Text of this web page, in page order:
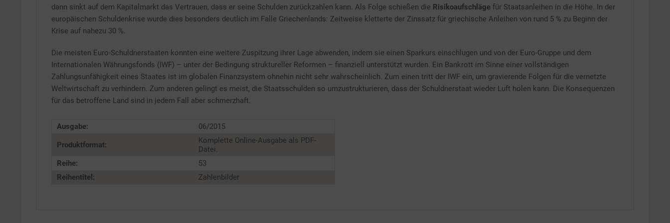
dann sinkt auf dem Kapitalmarkt das Vertrauen, dass er seine Schulden zurückzahlen kann. Als Folge schießen die Risikoaufschläge für Staatsanleihen in die Höhe. In der
europäischen Schuldenkrise wurde dies besonders deutlich im Falle Griechenlands: Zeitweise kletterte der Zinssatz für griechische Anleihen von rund 5 % zu Beginn der
Krise auf nahezu 30 %.
Die meisten Euro-Schuldnerstaaten konnten eine weitere Zuspitzung ihrer Lage abwenden, indem sie einen Sparkurs einschlugen und von der Euro-Gruppe und dem
Internationalen Währungsfonds (IWF) – unter der Bedingung struktureller Reformen – finanziell unterstützt wurden. Ein Bankrott im Sinne einer vollständigen
Zahlungsunfähigkeit eines Staates ist im globalen Finanzsystem ohnehin nicht sehr wahrscheinlich. Zum einen tritt der IWF ein, um gravierende Folgen für die vernetzte
Weltwirtschaft zu verhindern. Zum anderen gelingt es meist, die Staatsschulden so umzustrukturieren, dass der Schuldnerstaat wieder Luft holen kann. Die Konsequenzen
für das betroffene Land sind in jedem Fall aber schmerzhaft.
Ausgabe: 06/2015
Produktformat:
Komplette Online-Ausgabe als PDF-
Datei.
Reihe:
53
Reihentitel:
Zahlenbilder